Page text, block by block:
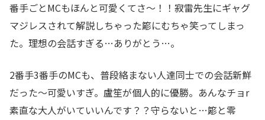
番手ごとMCもほんと可愛くてさ〜！！寂雷先生にギャグ
マジレスされて解説しちゃった簓にむちゃ笑ってしまっ
た。理想の会話すぎる…ありがとう…。
2番手3番手のMCも、普段絡まない人達同士での会話新鮮
だった〜可愛いすぎ。盧笙が個人的に優勝。あんなチョr
素直な大人がいていいんです？？守らないと…簓と零